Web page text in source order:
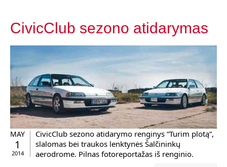
CivicClub sezono atidarymas
MAY
1
2014
CivicClub sezono atidarymo renginys “Turim plotą”,
slalomas bei traukos lenktynės Šalčininkų
aerodrome. Pilnas fotoreportažas iš renginio.